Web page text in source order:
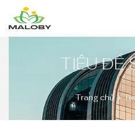
TIÊU ĐỀ
Trang chủ